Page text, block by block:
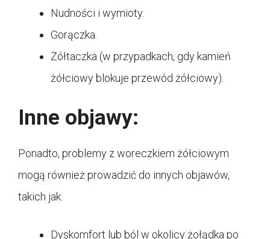
Nudności i wymioty.
Gorączka.
Żółtaczka (w przypadkach, gdy kamień
żółciowy blokuje przewód żółciowy).
Inne objawy:
Ponadto, problemy z woreczkiem żółciowym
mogą również prowadzić do innych objawów,
takich jak:
Dyskomfort lub ból w okolicy żołądka po